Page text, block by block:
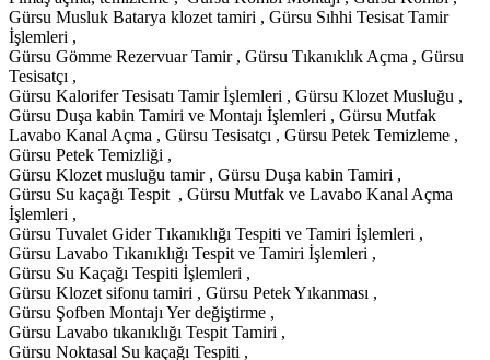
Gürsu Musluk Batarya klozet tamiri , Gürsu Sıhhi Tesisat Tamir
İşlemleri ,
Gürsu Gömme Rezervuar Tamir , Gürsu Tıkanıklık Açma , Gürsu
Tesisatçı ,
Gürsu Kalorifer Tesisatı Tamir İşlemleri , Gürsu Klozet Musluğu ,
Gürsu Duşa kabin Tamiri ve Montajı İşlemleri , Gürsu Mutfak
Lavabo Kanal Açma , Gürsu Tesisatçı , Gürsu Petek Temizleme ,
Gürsu Petek Temizliği ,
Gürsu Klozet musluğu tamir , Gürsu Duşa kabin Tamiri ,
Gürsu Su kaçağı Tespit , Gürsu Mutfak ve Lavabo Kanal Açma
İşlemleri ,
Gürsu Tuvalet Gider Tıkanıklığı Tespiti ve Tamiri İşlemleri ,
Gürsu Lavabo Tıkanıklığı Tespit ve Tamiri İşlemleri ,
Gürsu Su Kaçağı Tespiti İşlemleri ,
Gürsu Klozet sifonu tamiri , Gürsu Petek Yıkanması ,
Gürsu Şofben Montajı Yer değiştirme ,
Gürsu Lavabo tıkanıklığı Tespit Tamiri ,
Gürsu Noktasal Su kaçağı Tespiti ,